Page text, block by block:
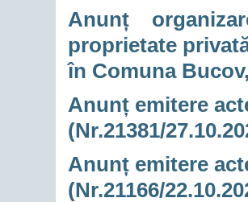
Anunț
proprietate
în Comuna
Anunț emitere
(Nr.21381/
Anunț emitere
(Nr.21166/